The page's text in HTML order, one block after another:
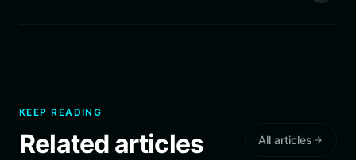
KEEP READING
Related articles All articles